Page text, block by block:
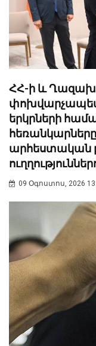
ՀՀ-ի և
երկրների
արհեստական
09 Օգոստոս, 2026